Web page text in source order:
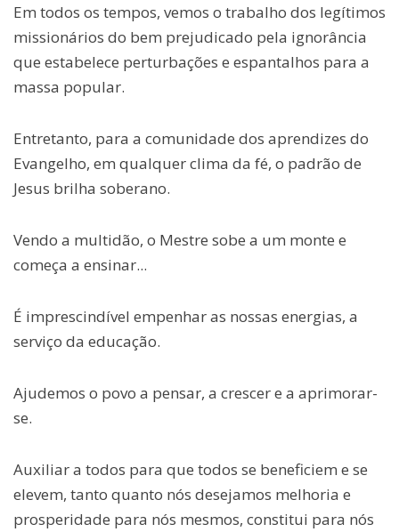
Em todos os tempos, vemos o trabalho dos legítimos
missionários do bem prejudicado pela ignorância
que estabelece perturbações e espantalhos para a
massa popular.
Entretanto, para a comunidade dos aprendizes do
Evangelho, em qualquer clima da fé, o padrão de
Jesus brilha soberano.
Vendo a multidão, o Mestre sobe a um monte e
começa a ensinar...
É imprescindível empenhar as nossas energias, a
serviço da educação.
Ajudemos o povo a pensar, a crescer e a aprimorar-
se.
Auxiliar a todos para que todos se beneficiem e se
elevem, tanto quanto nós desejamos melhoria e
prosperidade para nós mesmos, constitui para nós